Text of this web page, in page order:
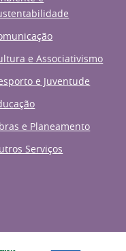
e Associativismo
e Juventude
e Planeamento
Serviços